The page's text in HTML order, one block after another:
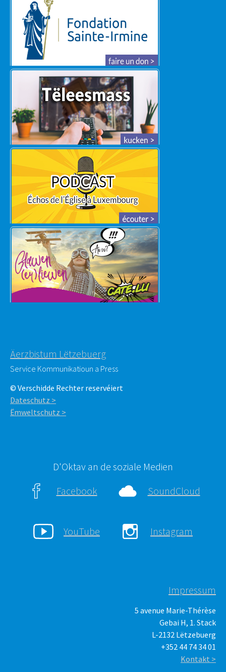
Äerzbistum Lëtzebuerg
Service Kommunikatioun a Press
© Verschidde Rechter reservéiert
Dateschutz >
Ëmweltschutz >
D'Oktav an de soziale Medien
Facebook
SoundCloud
YouTube Instagram
Impressum
5 avenue Marie-Thérèse
Gebai H, 1. Stack
L-2132 Lëtzebuerg
+352 44 74 34 01
Kontakt >